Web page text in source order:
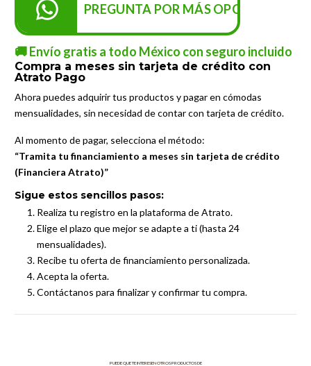
PREGUNTA POR MÁS OPCIONES DE
🚚 Envío gratis a todo México con seguro incluido
Compra a meses sin tarjeta de crédito con
Atrato Pago
Ahora puedes adquirir tus productos y pagar en cómodas
mensualidades, sin necesidad de contar con tarjeta de crédito.
Al momento de pagar, selecciona el método:
“Tramita tu financiamiento a meses sin tarjeta de crédito
(Financiera Atrato)”
Sigue estos sencillos pasos:
Realiza tu registro en la plataforma de Atrato.
Elige el plazo que mejor se adapte a ti (hasta 24
mensualidades).
Recibe tu oferta de financiamiento personalizada.
Acepta la oferta.
Contáctanos para finalizar y confirmar tu compra.
PUEDE QUE TE INTERESEN OTROS PRODUCTOS DE